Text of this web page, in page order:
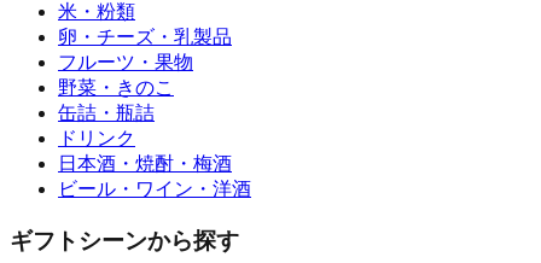
米・粉類
卵・チーズ・乳製品
フルーツ・果物
野菜・きのこ
缶詰・瓶詰
ドリンク
日本酒・焼酎・梅酒
ビール・ワイン・洋酒
ギフトシーンから探す